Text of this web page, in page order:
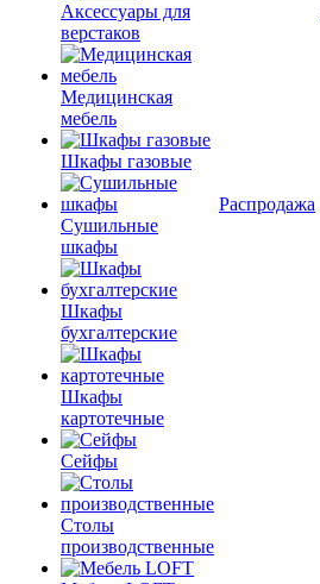
Аксессуары для
верстаков
Медицинская
мебель
Шкафы газовые
Сушильные
шкафы
Шкафы
бухгалтерские
Шкафы
картотечные
Сейфы
Столы
производственные
Распродажа